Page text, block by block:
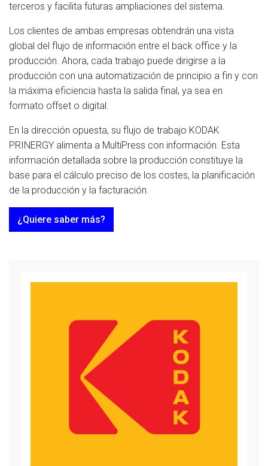
terceros y facilita futuras ampliaciones del sistema.
Los clientes de ambas empresas obtendrán una vista
global del flujo de información entre el back office y la
producción. Ahora, cada trabajo puede dirigirse a la
producción con una automatización de principio a fin y con
la máxima eficiencia hasta la salida final, ya sea en
formato offset o digital.
En la dirección opuesta, su flujo de trabajo KODAK
PRINERGY alimenta a MultiPress con información. Esta
información detallada sobre la producción constituye la
base para el cálculo preciso de los costes, la planificación
de la producción y la facturación.
¿Quiere saber más?